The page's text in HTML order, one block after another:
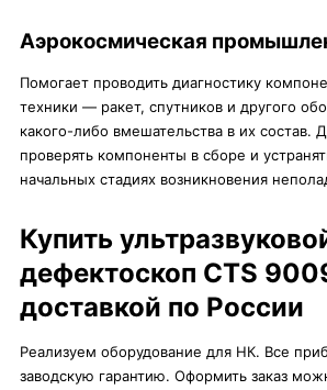
Аэрокосмическая
Помогает проводить диагностику
техники — ракет, спутников и другого
какого-либо вмешательства в их состав.
проверять компоненты в сборе и
начальных стадиях возникновения
Купить
дефектоскоп CTS
доставкой по России
Реализуем оборудование для НК. Все
заводскую гарантию. Оформить заказ